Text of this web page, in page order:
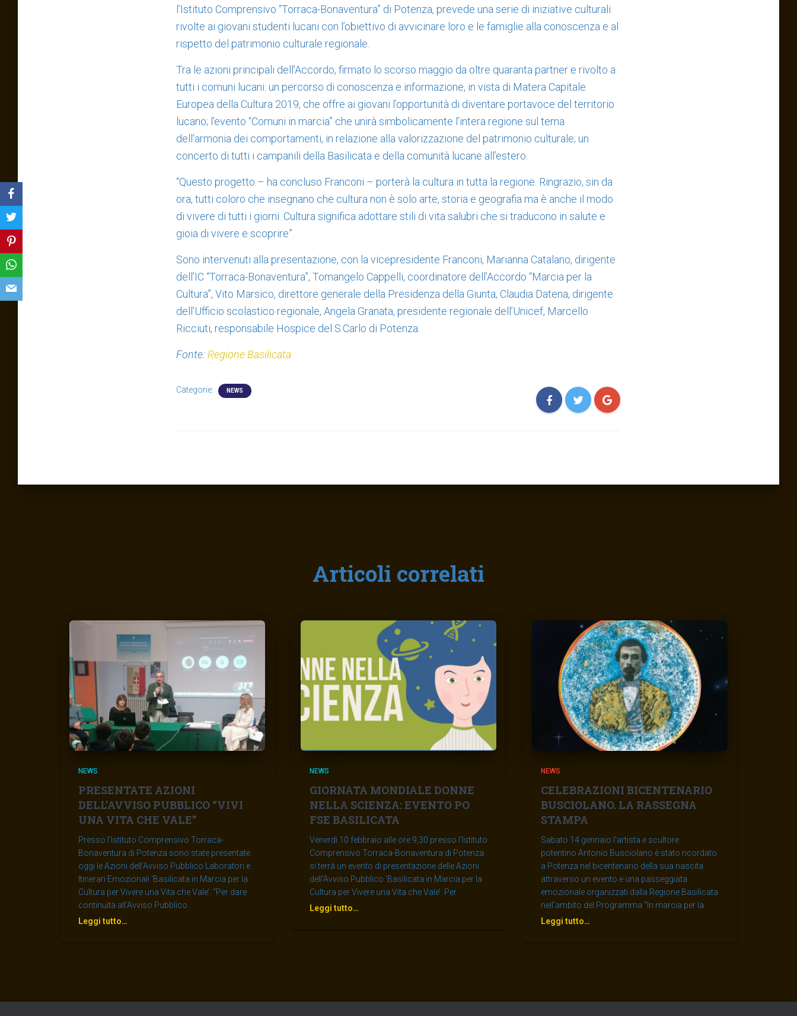
l’Istituto Comprensivo “Torraca-Bonaventura” di Potenza, prevede una serie di iniziative culturali
rivolte ai giovani studenti lucani con l’obiettivo di avvicinare loro e le famiglie alla conoscenza e al
rispetto del patrimonio culturale regionale.
Tra le azioni principali dell’Accordo, firmato lo scorso maggio da oltre quaranta partner e rivolto a
tutti i comuni lucani: un percorso di conoscenza e informazione, in vista di Matera Capitale
Europea della Cultura 2019, che offre ai giovani l’opportunità di diventare portavoce del territorio
lucano; l’evento “Comuni in marcia” che unirà simbolicamente l’intera regione sul tema
dell’armonia dei comportamenti, in relazione alla valorizzazione del patrimonio culturale; un
concerto di tutti i campanili della Basilicata e della comunità lucane all’estero.
“Questo progetto – ha concluso Franconi – porterà la cultura in tutta la regione. Ringrazio, sin da
ora, tutti coloro che insegnano che cultura non è solo arte, storia e geografia ma è anche il modo
di vivere di tutti i giorni. Cultura significa adottare stili di vita salubri che si traducono in salute e
gioia di vivere e scoprire”.
Sono intervenuti alla presentazione, con la vicepresidente Franconi, Marianna Catalano, dirigente
dell’IC “Torraca-Bonaventura”, Tomangelo Cappelli, coordinatore dell’Accordo “Marcia per la
Cultura”, Vito Marsico, direttore generale della Presidenza della Giunta, Claudia Datena, dirigente
dell’Ufficio scolastico regionale, Angela Granata, presidente regionale dell’Unicef, Marcello
Ricciuti, responsabile Hospice del S.Carlo di Potenza.
Fonte: Regione Basilicata
Categorie: NEWS
Articoli correlati
NEWS
PRESENTATE AZIONI
DELL’AVVISO PUBBLICO “VIVI
UNA VITA CHE VALE”
Presso l’Istituto Comprensivo Torraca-
Bonaventura di Potenza sono state presentate
oggi le Azioni dell’Avviso Pubblico Laboratori e
Itinerari Emozionali ‘Basilicata in Marcia per la
Cultura per Vivere una Vita che Vale’. “Per dare
continuità all’Avviso Pubblico
Leggi tutto…
NEWS
GIORNATA MONDIALE DONNE
NELLA SCIENZA: EVENTO PO
FSE BASILICATA
Venerdì 10 febbraio alle ore 9,30 presso l’Istituto
Comprensivo Torraca-Bonaventura di Potenza
si terrà un evento di presentazione delle Azioni
dell’Avviso Pubblico ‘Basilicata in Marcia per la
Cultura per Vivere una Vita che Vale’. Per
Leggi tutto…
NEWS
CELEBRAZIONI BICENTENARIO
BUSCIOLANO. LA RASSEGNA
STAMPA
Sabato 14 gennaio l’artista e scultore
potentino Antonio Busciolano è stato ricordato
a Potenza nel bicentenario della sua nascita
attraverso un evento e una passeggiata
emozionale organizzati dalla Regione Basilicata
nell’ambito del Programma “In marcia per la
Leggi tutto…